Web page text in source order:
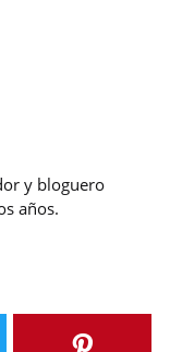
y bloguero
años.